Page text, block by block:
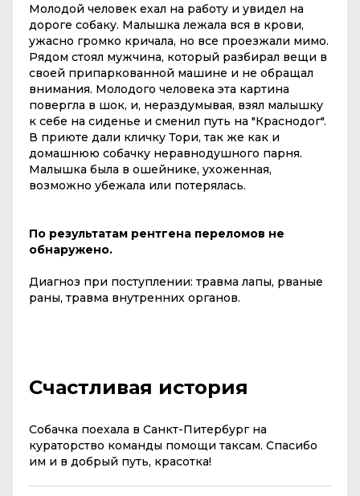
Молодой человек ехал на работу и увидел на
дороге собаку. Малышка лежала вся в крови,
ужасно громко кричала, но все проезжали мимо.
Рядом стоял мужчина, который разбирал вещи в
своей припаркованной машине и не обращал
внимания. Молодого человека эта картина
повергла в шок, и, нераздумывая, взял малышку
к себе на сиденье и сменил путь на "Краснодог".
В приюте дали кличку Тори, так же как и
домашнюю собачку неравнодушного парня.
Малышка была в ошейнике, ухоженная,
возможно убежала или потерялась.
По результатам рентгена переломов не
обнаружено.
Диагноз при поступлении: травма лапы, рваные
раны, травма внутренних органов.
Счастливая история
Собачка поехала в Санкт-Питербург на
кураторство команды помощи таксам. Спасибо
им и в добрый путь, красотка!